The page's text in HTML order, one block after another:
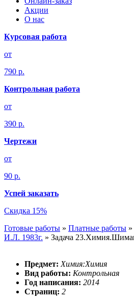
Акции
О нас
Курсовая работа
от
790 р.
Контрольная работа
от
390 р.
Чертежи
от
90 р.
Успей заказать
Скидка 15%
Готовые работы » Платные работы »
И.Л. 1983г. » Задача
Предмет:Химия:Химия
Вид работы: Контрольная
Год написания: 2014
Страниц: 2